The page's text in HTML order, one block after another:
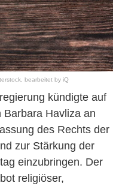
bearbeitet by iQ
kündigte auf
Havliza an
des Rechts der
zur Stärkung der
einzubringen. Der
religiöser,